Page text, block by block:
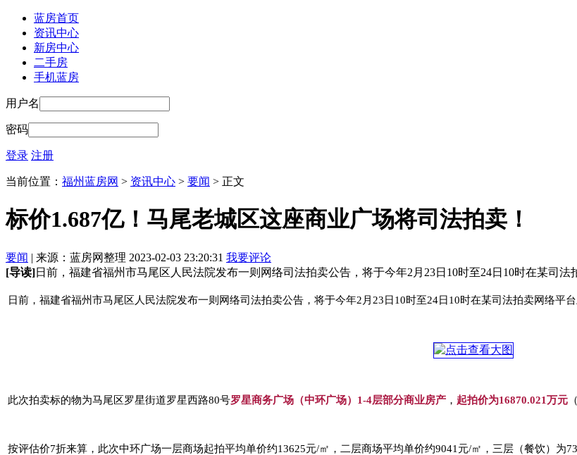
蓝房首页
资讯中心
新房中心
二手房
手机蓝房
用户名
密码
登录 注册
当前位置： 福州蓝房网 > 资讯中心 > 要闻 > 正文
标价1.687亿！马尾老城区这座商业广场将司法拍卖！
要闻 | 来源：蓝房网整理 2023-02-03 23:20:31 我要评论
[导读]日前，福建省福州市马尾区人民法院发布一则网络司法拍卖公告，将于今年2月23日10时至24日10时在某司
日前，福建省福州市马尾区人民法院发布一则网络司法拍卖公告，将于今年2月23日10时至24日10时在某司法拍卖网络平
此次拍卖标的物为马尾区罗星街道罗星西路80号罗星商务广场（中环广场）1-4层部分商业房产 ， 起拍价为16870.021万元
按评估价7折来算，此次中环广场一层商场起拍平均单价约13625元/㎡，二层商场平均单价约9041元/㎡，三层（餐饮）为